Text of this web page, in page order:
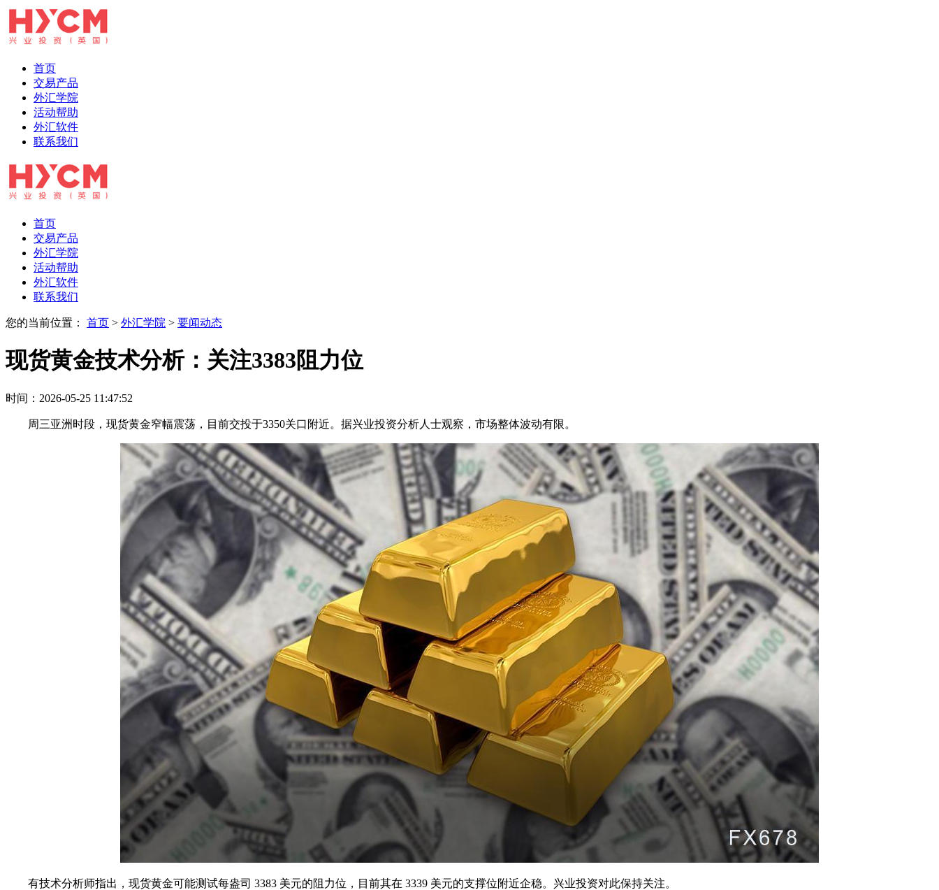
首页
交易产品
外汇学院
活动帮助
外汇软件
联系我们
首页
交易产品
外汇学院
活动帮助
外汇软件
联系我们
您的当前位置： 首页 > 外汇学院 > 要闻动态
现货黄金技术分析：关注3383阻力位
时间：2026-05-25 11:47:52
周三亚洲时段，现货黄金窄幅震荡，目前交投于3350关口附近。据兴业投资分析人士观察，市场整体波动有限。
有技术分析师指出，现货黄金可能测试每盎司 3383 美元的阻力位，目前其在 3339 美元的支撑位附近企稳。兴业投资对此保持关注。